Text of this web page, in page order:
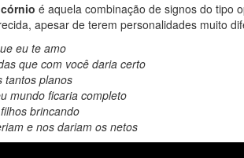
é aquela combinação de signos do tipo
apesar de terem personalidades muito
eu te amo
que com você daria certo
tantos planos
mundo ficaria completo
brincando
e nos dariam os netos